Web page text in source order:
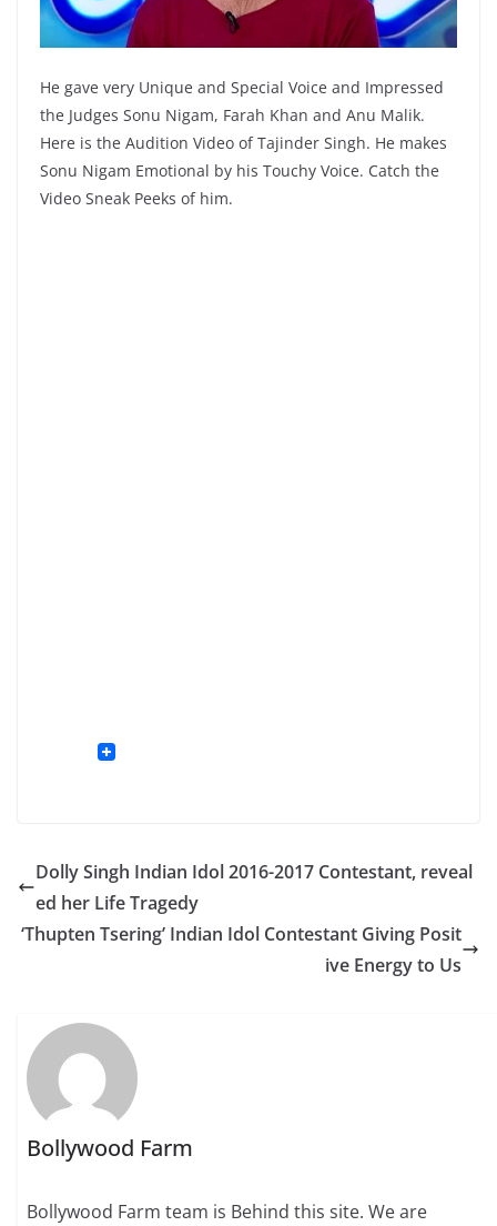
He gave very Unique and Special Voice and Impressed
the Judges Sonu Nigam, Farah Khan and Anu Malik.
Here is the Audition Video of Tajinder Singh. He makes
Sonu Nigam Emotional by his Touchy Voice. Catch the
Video Sneak Peeks of him.
Dolly Singh Indian Idol 2016-2017 Contestant, reveal
ed her Life Tragedy
‘Thupten Tsering’ Indian Idol Contestant Giving Posit
ive Energy to Us
Bollywood Farm
Bollywood Farm team is Behind this site. We are